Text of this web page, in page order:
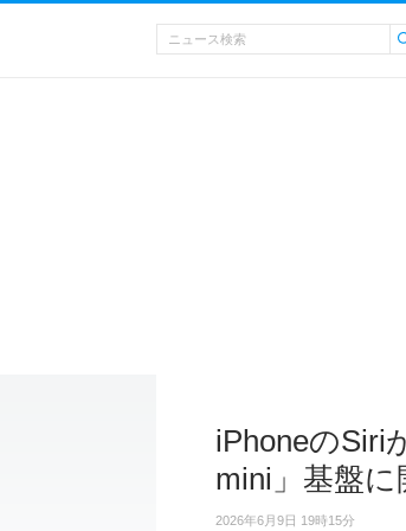
iPhoneのSiri
mini」基盤に
2026年6月9日 19時15分